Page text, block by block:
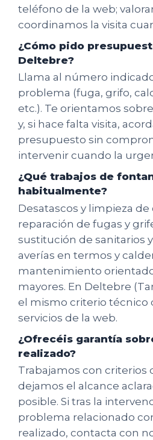
teléfono de la web;
coordinamos la visita
¿Cómo pido
Deltebre?
Llama al número
problema (fuga, grifo,
etc.). Te orientamos
y, si hace falta visita,
presupuesto sin
intervenir cuando la
¿Qué trabajos de
habitualmente?
Desatascos y limpieza de
reparación de fugas y
sustitución de sanitarios
averías en termos y
mantenimiento
mayores. En Deltebre
el mismo criterio técnico
servicios de la web.
¿Ofrecéis garantía
realizado?
Trabajamos con criterios
dejamos el alcance
posible. Si tras la
problema relacionado
realizado, contacta con